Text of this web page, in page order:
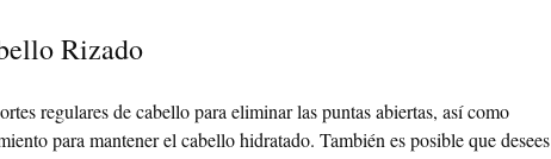
Rizado
regulares de cabello para eliminar las puntas abiertas, así como
para mantener el cabello hidratado. También es posible que desees